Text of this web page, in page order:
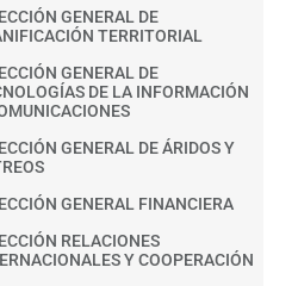
GENERAL DE
TERRITORIAL
GENERAL DE
DE LA INFORMACIÓN
GENERAL DE ÁRIDOS Y
GENERAL FINANCIERA
RELACIONES
Y COOPERACIÓN